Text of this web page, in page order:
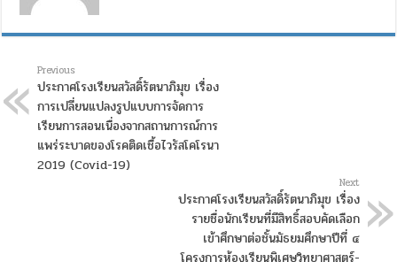
Previous
ประกาศโรงเรียนสวัสดิ์รัตนาภิมุข เรื่อง
การเปลี่ยนแปลงรูปแบบการจัดการ
เรียนการสอนเนื่องจากสถานการณ์การ
แพร่ระบาดของโรคติดเชื้อไวรัสโคโรนา
2019 (Covid-19)
Next
ประกาศโรงเรียนสวัสดิ์รัตนาภิมุข เรื่อง
รายชื่อนักเรียนที่มีสิทธิ์สอบคัดเลือก
เข้าศึกษาต่อชั้นมัธยมศึกษาปีที่ ๔